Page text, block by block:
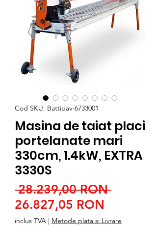
Cod SKU: Battipav-6733001
Masina de taiat placi
portelanate mari
330cm, 1.4kW, EXTRA
3330S
28.239,00 RON Preț
26.827,05 RON
redus
inclus TVA | Metode plata si Livrare